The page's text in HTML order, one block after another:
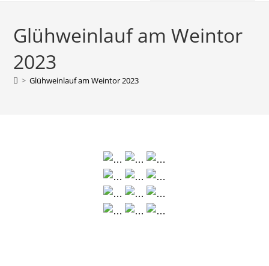
Glühweinlauf am Weintor
2023
> Glühweinlauf am Weintor 2023